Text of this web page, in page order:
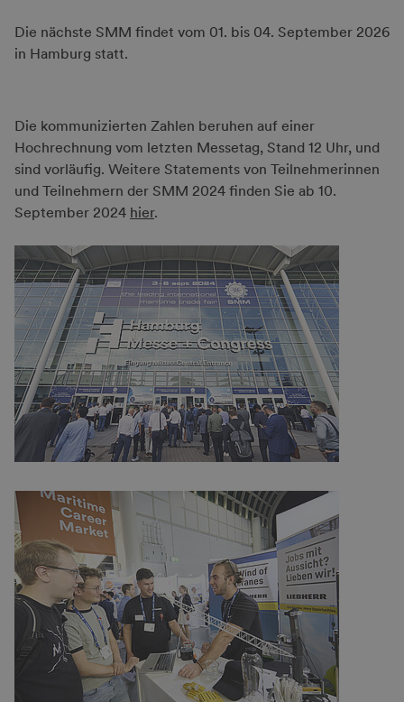
Die nächste SMM findet vom 01. bis 04. September 2026
in Hamburg statt.
Die kommunizierten Zahlen beruhen auf einer
Hochrechnung vom letzten Messetag, Stand 12 Uhr, und
sind vorläufig. Weitere Statements von Teilnehmerinnen
und Teilnehmern der SMM 2024 finden Sie ab 10.
September 2024 hier.